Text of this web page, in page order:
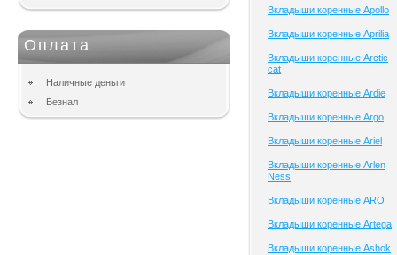
Оплата
Наличные деньги
Безнал
Вкладыши коренные Apollo
Вкладыши коренные Aprilia
Вкладыши коренные Arctic
cat
Вкладыши коренные Ardie
Вкладыши коренные Argo
Вкладыши коренные Ariel
Вкладыши коренные Arlen
Ness
Вкладыши коренные ARO
Вкладыши коренные Artega
Вкладыши коренные Ashok